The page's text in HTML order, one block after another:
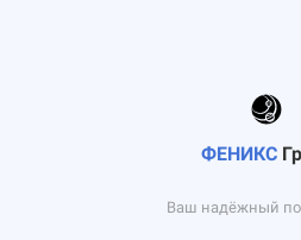
ФЕНИКС
Ваш надёжный